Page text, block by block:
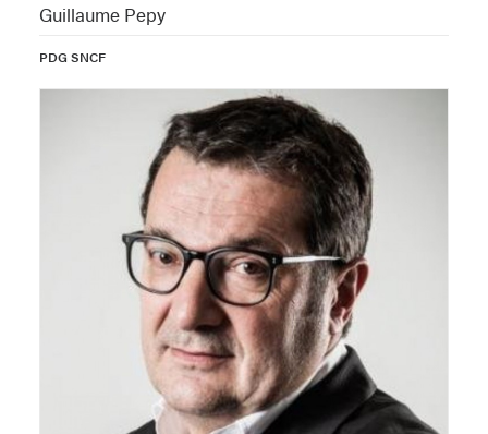
Guillaume Pepy
PDG SNCF